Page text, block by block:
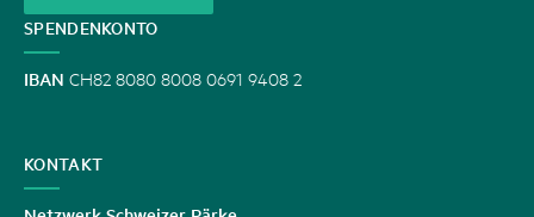
SPENDENKONTO
IBAN CH82 8080 8008 0691 9408 2
KONTAKT